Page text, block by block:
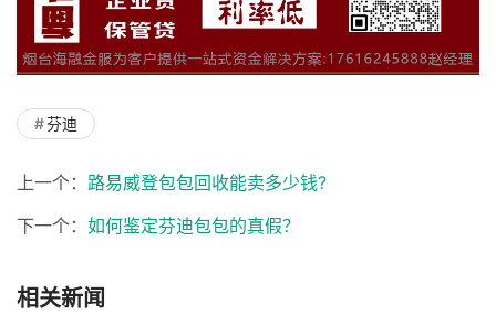
芬迪
上一个： 路易威登包包回收能卖多少钱?
下一个： 如何鉴定芬迪包包的真假？
相关新闻